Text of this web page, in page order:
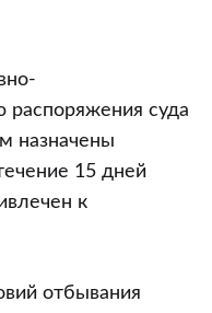
распоряжения суда
назначены
15 дней
к
отбывания